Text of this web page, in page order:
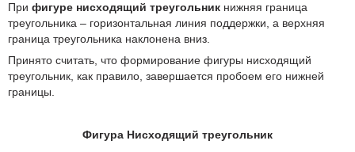
При фигуре нисходящий треугольник нижняя граница
треугольника – горизонтальная линия поддержки, а верхняя
граница треугольника наклонена вниз.
Принято считать, что формирование фигуры нисходящий
треугольник, как правило, завершается пробоем его нижней
границы.
Фигура Нисходящий треугольник